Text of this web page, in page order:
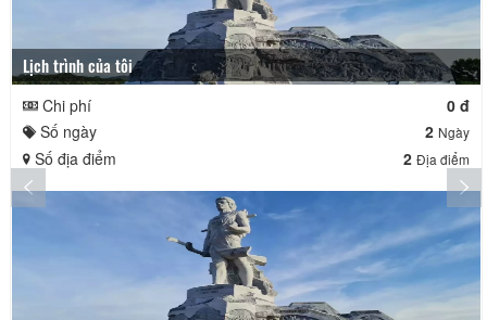
Lịch trình của tôi
Chi phí
0 đ
Số ngày
2 Ngày
Số địa điểm 2 Địa điểm